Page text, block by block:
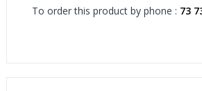
To order this product by phone : 73